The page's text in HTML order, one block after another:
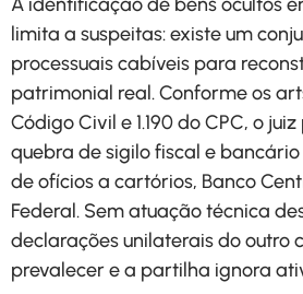
limita a suspeitas: existe um
processuais cabíveis para
patrimonial real. Conforme os
Código Civil e 1.190 do CPC, o
quebra de sigilo fiscal e bancário
de ofícios a cartórios, Banco
Federal. Sem atuação técnica
declarações unilaterais do outro
prevalecer e a partilha ignora